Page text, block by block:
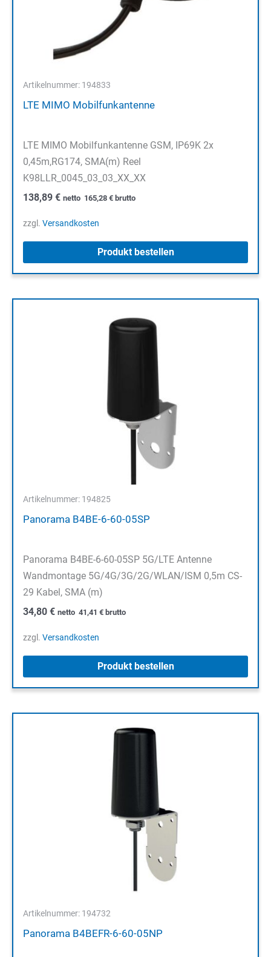
Artikelnummer: 194833
LTE MIMO Mobilfunkantenne
LTE MIMO Mobilfunkantenne GSM, IP69K 2x
0,45m,RG174, SMA(m) Reel
K98LLR_0045_03_03_XX_XX
138,89 € netto 165,28 € brutto
zzgl. Versandkosten
Produkt bestellen
Artikelnummer: 194825
Panorama B4BE-6-60-05SP
Panorama B4BE-6-60-05SP 5G/LTE Antenne
Wandmontage 5G/4G/3G/2G/WLAN/ISM 0,5m CS-
29 Kabel, SMA (m)
34,80 € netto 41,41 € brutto
zzgl. Versandkosten
Produkt bestellen
Artikelnummer: 194732
Panorama B4BEFR-6-60-05NP